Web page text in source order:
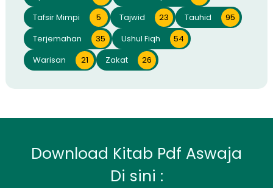
Tafsir Mimpi
5 Tajwid 23 Tauhid
95
Terjemahan
35 Ushul Fiqh
54
Warisan
21 Zakat 26
Download Kitab Pdf Aswaja
Di sini :